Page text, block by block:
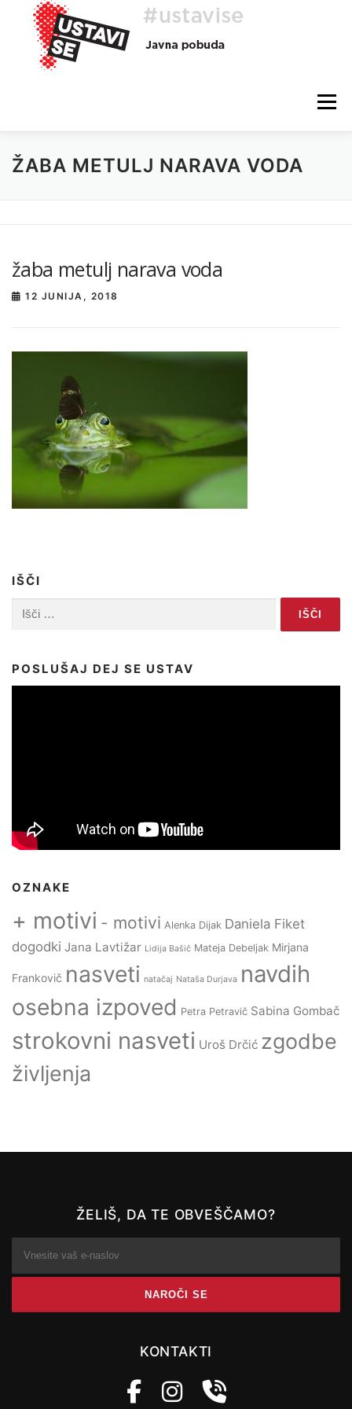
Preskoči
vsebino
Meni
O AKCIJI HEJ, TI, #USTAVISE BLOG POMOČ
ŽABA METULJ NARAVA VODA
žaba metulj narava voda
12 JUNIJA, 2018
IŠČI
POSLUŠAJ DEJ SE USTAV
OZNAKE
+ motivi - motivi Alenka Dijak Daniela Fiket
dogodki Jana Lavtižar Lidija Bašič Mateja Debeljak Mirjana
Frankovič nasveti natačaj Nataša Durjava navdih
osebna izpoved Petra Petravič Sabina Gombač
strokovni nasveti Uroš Drčić zgodbe
življenja
ŽELIŠ, DA TE OBVEŠČAMO?
KONTAKTI